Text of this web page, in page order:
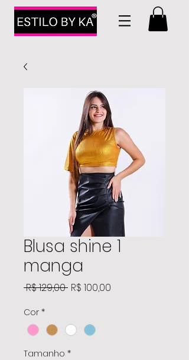
Blusa shine 1
manga
R$ 129,00 Preço
R$ 100,00
Cor *
Tamanho *